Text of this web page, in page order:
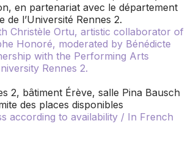
en partenariat avec le département
de l’Université Rennes 2.
Christèle Ortu, artistic collaborator of
Honoré, moderated by Bénédicte
with the Performing Arts
Rennes 2.
2, bâtiment Érève, salle Pina Bausch
des places disponibles
according to availability / In French